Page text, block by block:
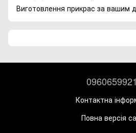
Виготовлення прикрас за вашим
0960659921
Контактна
Повна версія